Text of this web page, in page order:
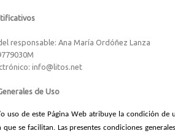
responsable: Ana María Ordóñez Lanza
info@litos.net
de Uso
o uso de este Página Web atribuye la condición
se facilitan. Las presentes condiciones